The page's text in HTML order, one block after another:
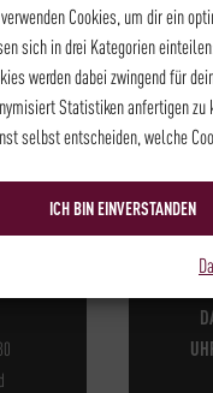
Cookies, um dir ein
sich in drei Kategorien
werden dabei zwingend für
Statistiken anfertigen zu
selbst entscheiden, welche
ICH BIN EINVERSTANDEN